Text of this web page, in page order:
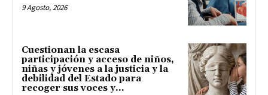
9 Agosto, 2026
Cuestionan la escasa
participación y acceso de niños,
niñas y jóvenes a la justicia y la
debilidad del Estado para
recoger sus voces y...